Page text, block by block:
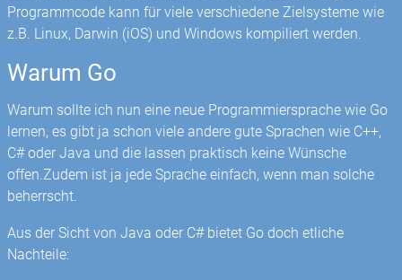
Programmcode kann für viele verschiedene Zielsysteme wie
z.B. Linux, Darwin (iOS) und Windows kompiliert werden.
Warum Go
Warum sollte ich nun eine neue Programmiersprache wie Go
lernen, es gibt ja schon viele andere gute Sprachen wie C++,
C# oder Java und die lassen praktisch keine Wünsche
offen.Zudem ist ja jede Sprache einfach, wenn man solche
beherrscht.
Aus der Sicht von Java oder C# bietet Go doch etliche
Nachteile: